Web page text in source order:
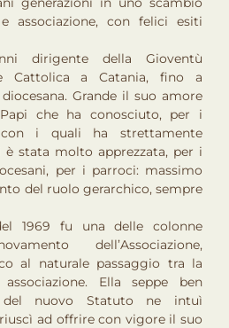
associazione, con felici esiti
dirigente della Gioventù
Cattolica a Catania, fino a
Grande il suo amore
che ha conosciuto, per i
i quali ha strettamente
stata molto apprezzata, per i
per i parroci: massimo
del ruolo gerarchico, sempre
1969 fu una delle colonne
dell’Associazione,
al naturale passaggio tra la
Ella seppe ben
nuovo Statuto ne intuì
ad offrire con vigore il suo